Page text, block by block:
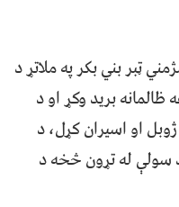
ټبر بني بکر په ملاتړ د
بريد وکړ او د
او اسيران کړل، د
سولې له تړون څخه د